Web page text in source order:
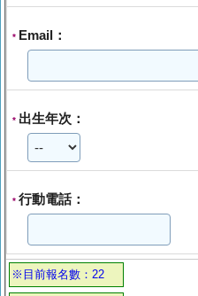
* Email：
* 出生年次：
* 行動電話：
※目前報名數：22